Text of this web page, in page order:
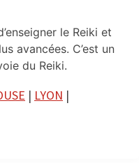
le Reiki et
avancées. C’est un
du Reiki.
| LYON |